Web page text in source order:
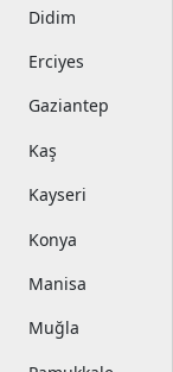
Didim
Erciyes
Gaziantep
Kaş
Kayseri
Konya
Manisa
Muğla